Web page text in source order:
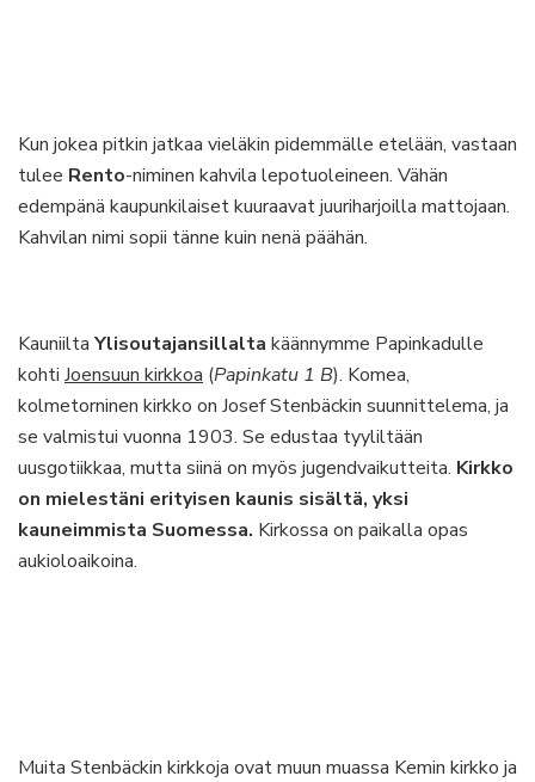
Kun jokea pitkin jatkaa vieläkin pidemmälle etelään, vastaan
tulee Rento-niminen kahvila lepotuoleineen. Vähän
edempänä kaupunkilaiset kuuraavat juuriharjoilla mattojaan.
Kahvilan nimi sopii tänne kuin nenä päähän.
Kauniilta Ylisoutajansillalta käännymme Papinkadulle
kohti Joensuun kirkkoa (Papinkatu 1 B). Komea,
kolmetorninen kirkko on Josef Stenbäckin suunnittelema, ja
se valmistui vuonna 1903. Se edustaa tyyliltään
uusgotiikkaa, mutta siinä on myös jugendvaikutteita. Kirkko
on mielestäni erityisen kaunis sisältä, yksi
kauneimmista Suomessa. Kirkossa on paikalla opas
aukioloaikoina.
Muita Stenbäckin kirkkoja ovat muun muassa Kemin kirkko ja